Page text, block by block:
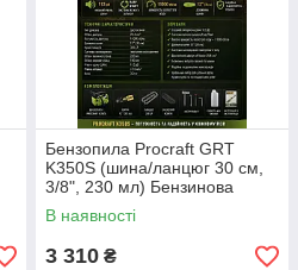
Бензопила Procraft GRT
K350S (шина/ланцюг 30 см,
3/8", 230 мл) Бензинова
ланцюгова пила для дому та
саду Німеччина 2100ват
В наявності
3 310 ₴